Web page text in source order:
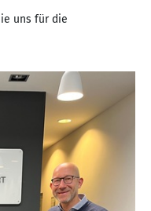
uns für die